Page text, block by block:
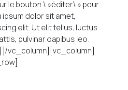
le bouton \ »éditer\ » pour
ipsum dolor sit amet,
elit. Ut elit tellus, luctus
pulvinar dapibus leo.
vc_column][vc_column]